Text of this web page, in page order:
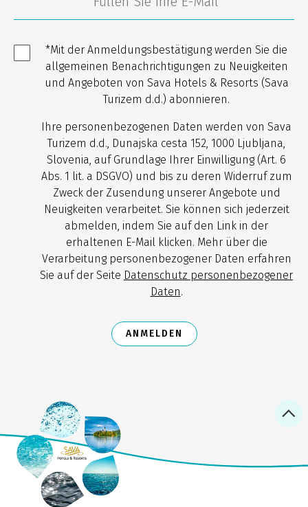
*Mit der Anmeldungsbestätigung werden Sie die
allgemeinen Benachrichtigungen zu Neuigkeiten
und Angeboten von Sava Hotels & Resorts (Sava
Turizem d.d.) abonnieren.
Ihre personenbezogenen Daten werden von Sava
Turizem d.d., Dunajska cesta 152, 1000 Ljubljana,
Slovenia, auf Grundlage Ihrer Einwilligung (Art. 6
Abs. 1 lit. a DSGVO) und bis zu deren Widerruf zum
Zweck der Zusendung unserer Angebote und
Neuigkeiten verarbeitet. Sie können sich jederzeit
abmelden, indem Sie auf den Link in der
erhaltenen E-Mail klicken. Mehr über die
Verarbeitung personenbezogener Daten erfahren
Sie auf der Seite Datenschutz personenbezogener
Daten.
ANMELDEN